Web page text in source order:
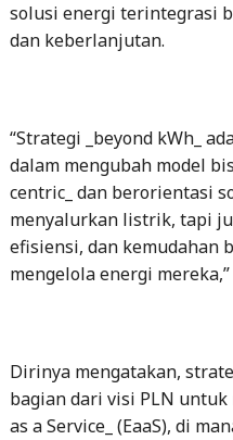
solusi energi terintegrasi
dan keberlanjutan.
“Strategi _beyond kWh_
dalam mengubah model
centric_ dan berorientasi
menyalurkan listrik, tapi
efisiensi, dan kemudahan
mengelola energi
Dirinya mengatakan,
bagian dari visi PLN
as a Service_ (EaaS), di